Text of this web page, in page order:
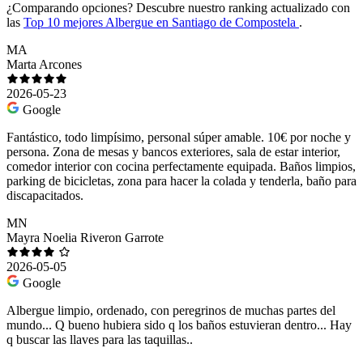
¿Comparando opciones? Descubre nuestro ranking actualizado con
las Top 10 mejores Albergue en Santiago de Compostela .
MA
Marta Arcones
2026-05-23
Google
Fantástico, todo limpísimo, personal súper amable. 10€ por noche y
persona. Zona de mesas y bancos exteriores, sala de estar interior,
comedor interior con cocina perfectamente equipada. Baños limpios,
parking de bicicletas, zona para hacer la colada y tenderla, baño para
discapacitados.
MN
Mayra Noelia Riveron Garrote
2026-05-05
Google
Albergue limpio, ordenado, con peregrinos de muchas partes del
mundo... Q bueno hubiera sido q los baños estuvieran dentro... Hay
q buscar las llaves para las taquillas..